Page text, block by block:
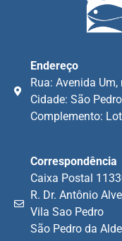
Endereço
Rua: Avenida
Cidade: São
Complemento:
Correspondência
Caixa Postal
R. Dr. Antônio
Vila Sao Pedro
São Pedro da